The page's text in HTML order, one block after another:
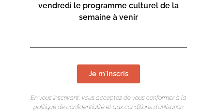
vendredi le programme culturel de la
semaine à venir
Je m'inscris
En vous inscrivant, vous acceptez de vous conformer à la
politique de confidentialité et aux conditions d’utilisation